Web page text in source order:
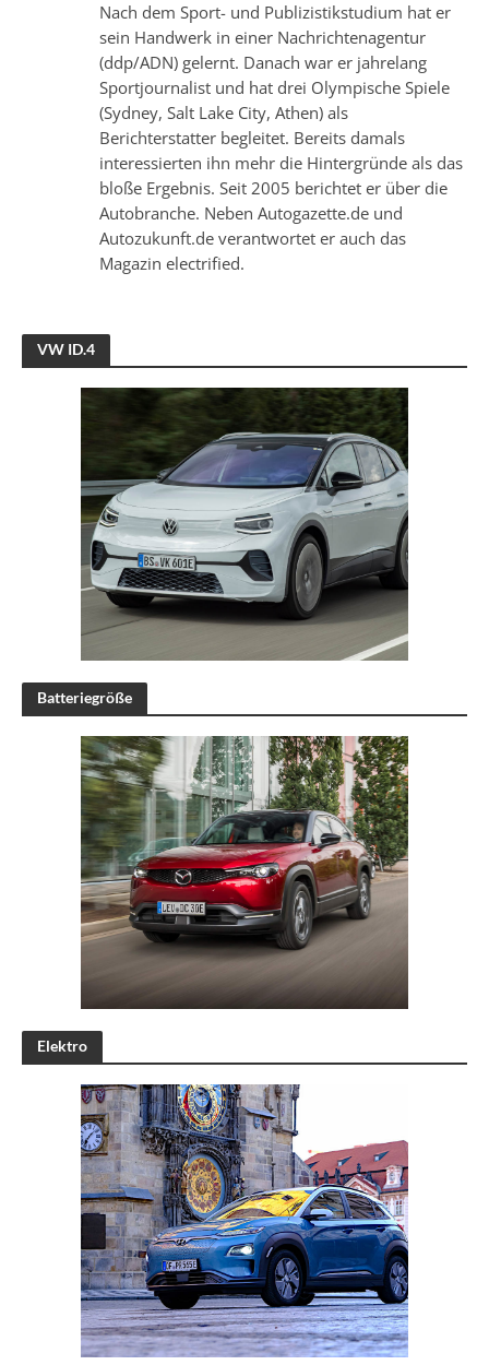
Nach dem Sport- und Publizistikstudium hat er
sein Handwerk in einer Nachrichtenagentur
(ddp/ADN) gelernt. Danach war er jahrelang
Sportjournalist und hat drei Olympische Spiele
(Sydney, Salt Lake City, Athen) als
Berichterstatter begleitet. Bereits damals
interessierten ihn mehr die Hintergründe als das
bloße Ergebnis. Seit 2005 berichtet er über die
Autobranche. Neben Autogazette.de und
Autozukunft.de verantwortet er auch das
Magazin electrified.
VW ID.4
Batteriegröße
Elektro